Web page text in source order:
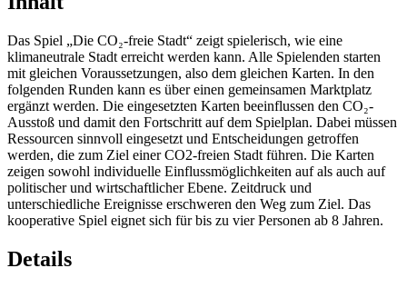
Das Spiel „Die CO₂-freie Stadt“ zeigt spielerisch, wie eine
klimaneutrale Stadt erreicht werden kann. Alle Spielenden starten
mit gleichen Voraussetzungen, also dem gleichen Karten. In den
folgenden Runden kann es über einen gemeinsamen Marktplatz
ergänzt werden. Die eingesetzten Karten beeinflussen den CO₂-
Ausstoß und damit den Fortschritt auf dem Spielplan. Dabei müssen
Ressourcen sinnvoll eingesetzt und Entscheidungen getroffen
werden, die zum Ziel einer CO2-freien Stadt führen. Die Karten
zeigen sowohl individuelle Einflussmöglichkeiten auf als auch auf
politischer und wirtschaftlicher Ebene. Zeitdruck und
unterschiedliche Ereignisse erschweren den Weg zum Ziel. Das
kooperative Spiel eignet sich für bis zu vier Personen ab 8 Jahren.
Details